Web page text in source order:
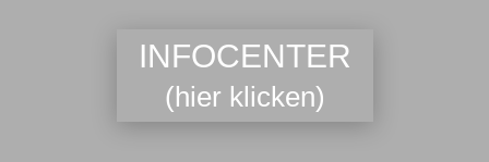
INFOCENTER
(hier klicken)